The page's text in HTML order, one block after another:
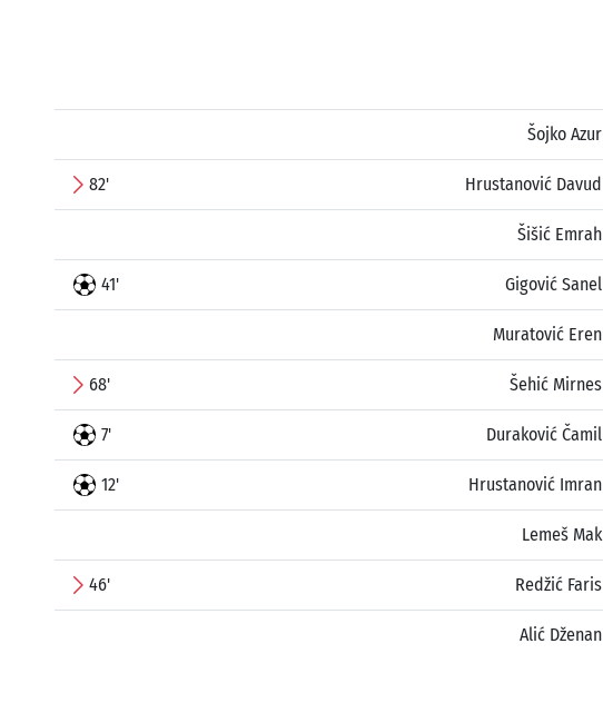
Šojko Azur
82' Hrustanović Davud
Šišić Emrah
41' Gigović Sanel
Muratović Eren
68' Šehić Mirnes
7' Duraković Čamil
12' Hrustanović Imran
Lemeš Mak
46' Redžić Faris
Alić Dženan